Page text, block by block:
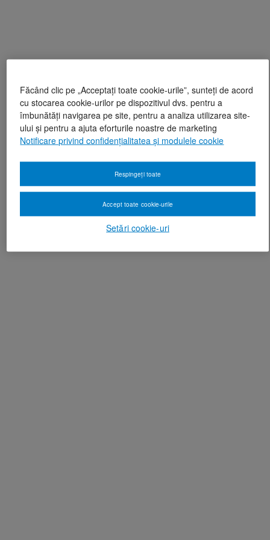
Făcând clic pe „Acceptați toate cookie-urile”, sunteți de acord
cu stocarea cookie-urilor pe dispozitivul dvs. pentru a
îmbunătăți navigarea pe site, pentru a analiza utilizarea site-
ului și pentru a ajuta eforturile noastre de marketing
Notificare privind confidențialitatea și modulele cookie
Setări cookie-uri
Respingeți toate
Accept toate cookie-urile